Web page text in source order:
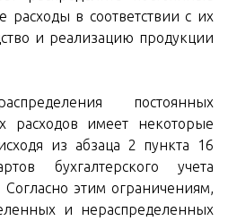
расходы в соответствии с их
и реализацию продукции
постоянных
расходов имеет некоторые
из абзаца 2 пункта 16
бухгалтерского учета
этим ограничениям,
и нераспределенных